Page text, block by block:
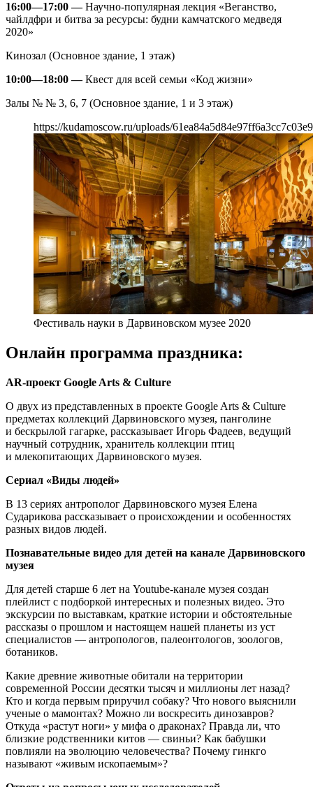
16:00—17:00 —Научно-популярная лекция «Веганство,
чайлдфри и битва за ресурсы: будни камчатского медведя
2020»
Кинозал (Основное здание, 1 этаж)
10:00—18:00 —Квест для всей семьи «Код жизни»
Залы № № 3, 6, 7 (Основное здание, 1 и 3 этаж)
https://kudamoscow.ru/uploads/
Фестиваль науки в Дарвиновском музее 2020
Онлайн программа праздника:
AR-проект Google Arts & Culture
О двух из представленных в проекте Google Arts & Culture
предметах коллекций Дарвиновского музея, панголине
и бескрылой гагарке, рассказывает Игорь Фадеев, ведущий
научный сотрудник, хранитель коллекции птиц
и млекопитающих Дарвиновского музея.
Сериал «Виды людей»
В 13 сериях антрополог Дарвиновского музея Елена
Сударикова рассказывает о происхождении и особенностях
разных видов людей.
Познавательные видео для детей на канале Дарвиновского
музея
Для детей старше 6 лет на Youtube-канале музея создан
плейлист с подборкой интересных и полезных видео. Это
экскурсии по выставкам, краткие истории и обстоятельные
рассказы о прошлом и настоящем нашей планеты из уст
специалистов — антропологов, палеонтологов, зоологов,
ботаников.
Какие древние животные обитали на территории
современной России десятки тысяч и миллионы лет назад?
Кто и когда первым приручил собаку? Что нового выяснили
ученые о мамонтах? Можно ли воскресить динозавров?
Откуда «растут ноги» у мифа о драконах? Правда ли, что
близкие родственники китов — свиньи? Как бабушки
повлияли на эволюцию человечества? Почему гинкго
называют «живым ископаемым»?